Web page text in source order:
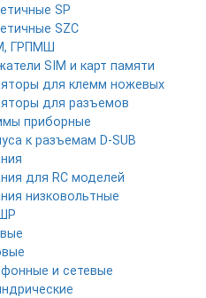
SP
SZC
ГРПМШ
SIM и карт памяти
для клемм ножевых
для разъемов
приборные
к разъемам D-SUB
для RC моделей
низковольтные
и сетевые